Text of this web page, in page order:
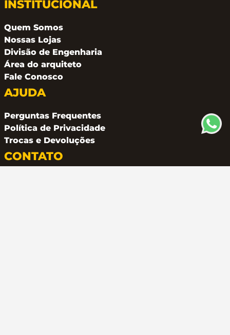
INSTITUCIONAL
Quem Somos
Nossas Lojas
Divisão de Engenharia
Área do arquiteto
Fale Conosco
AJUDA
Perguntas Frequentes
Política de Privacidade
Trocas e Devoluções
CONTATO